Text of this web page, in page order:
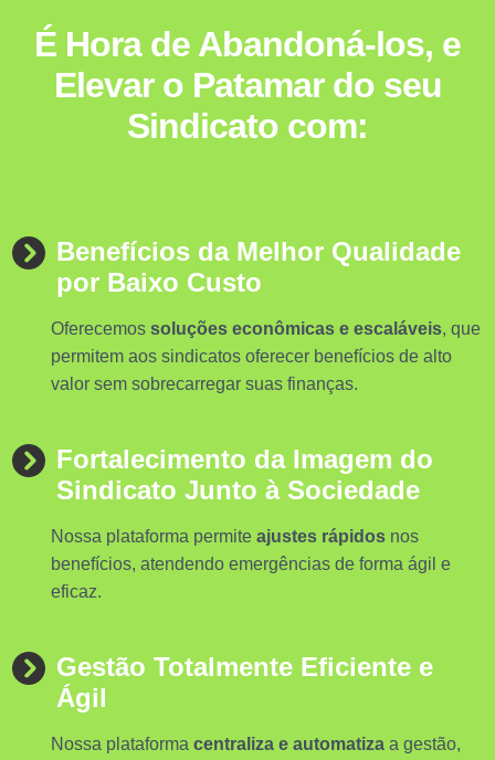
É Hora de Abandoná-los, e
Elevar o Patamar do seu
Sindicato com:
Benefícios da Melhor Qualidade
por Baixo Custo
Oferecemos soluções econômicas e escaláveis, que
permitem aos sindicatos oferecer benefícios de alto
valor sem sobrecarregar suas finanças.
Fortalecimento da Imagem do
Sindicato Junto à Sociedade
Nossa plataforma permite ajustes rápidos nos
benefícios, atendendo emergências de forma ágil e
eficaz.
Gestão Totalmente Eficiente e
Ágil
Nossa plataforma centraliza e automatiza a gestão,